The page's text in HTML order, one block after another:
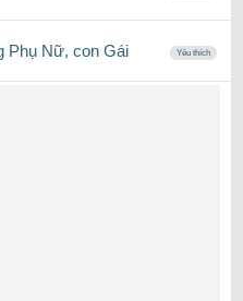
Phụ Nữ, con Gái Yêu thích